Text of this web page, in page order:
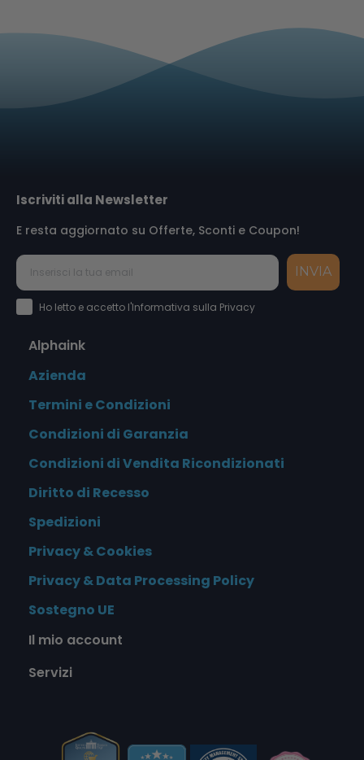
Iscriviti alla Newsletter
E resta aggiornato su Offerte, Sconti e Coupon!
INVIA
Accettazione Privacy Policy
Ho letto e accetto l'Informativa sulla Privacy
Alphaink
Azienda
Termini e Condizioni
Condizioni di Garanzia
Condizioni di Vendita Ricondizionati
Diritto di Recesso
Spedizioni
Privacy & Cookies
Privacy & Data Processing Policy
Sostegno UE
Il mio account
Servizi